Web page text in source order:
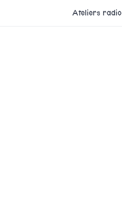
Ateliers radio